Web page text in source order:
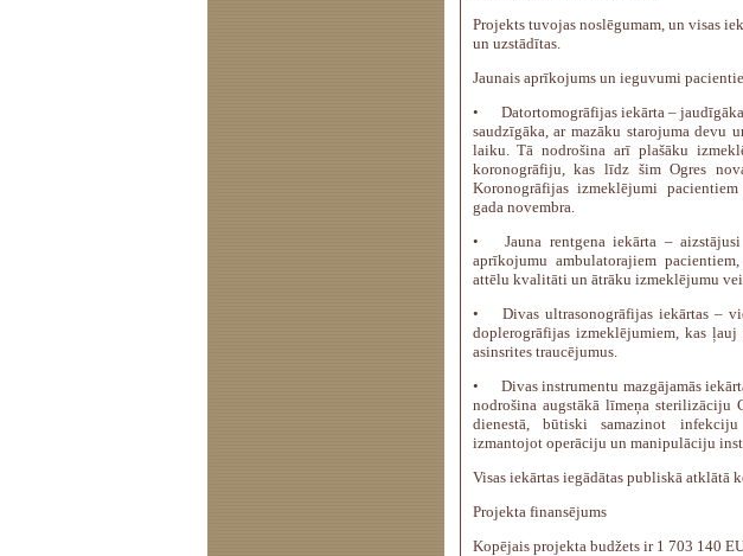
Projekts tuvojas noslēgumam, un visas
un uzstādītas.
Jaunais aprīkojums un ieguvumi
•
Datortomogrāfijas iekārta –
saudzīgāka, ar mazāku starojuma devu
laiku. Tā nodrošina arī plašāku
koronogrāfiju, kas līdz šim Ogres
Koronogrāfijas izmeklējumi
gada novembra.
•
Jauna rentgena iekārta –
aprīkojumu ambulatorajiem
attēlu kvalitāti un ātrāku izmeklējumu
•
Divas ultrasonogrāfijas iekārtas –
doplerogrāfijas izmeklējumiem, kas
asinsrites traucējumus.
•
Divas instrumentu mazgājamās
nodrošina augstākā līmeņa sterilizāciju
dienestā, būtiski samazinot
izmantojot operāciju un manipulāciju
Visas iekārtas iegādātas publiskā atklātā
Projekta finansējums
Kopējais projekta budžets ir 1 703 140